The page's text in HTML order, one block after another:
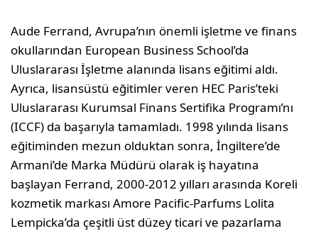
Aude Ferrand, Avrupa’nın önemli işletme ve finans
okullarından European Business School’da
Uluslararası İşletme alanında lisans eğitimi aldı.
Ayrıca, lisansüstü eğitimler veren HEC Paris’teki
Uluslararası Kurumsal Finans Sertifika Programı’nı
(ICCF) da başarıyla tamamladı. 1998 yılında lisans
eğitiminden mezun olduktan sonra, İngiltere’de
Armani’de Marka Müdürü olarak iş hayatına
başlayan Ferrand, 2000-2012 yılları arasında Koreli
kozmetik markası Amore Pacific-Parfums Lolita
Lempicka’da çeşitli üst düzey ticari ve pazarlama